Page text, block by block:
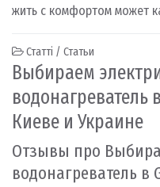
жить с комфортом может
Статті / Статьи
Выбираем
водонагреватель
Киеве и Украине
Отзывы про
водонагреватель в